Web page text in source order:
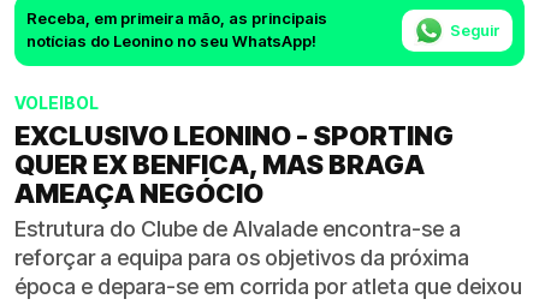
Receba, em primeira mão, as principais
notícias do Leonino no seu WhatsApp!
Seguir
VOLEIBOL
EXCLUSIVO LEONINO - SPORTING
QUER EX BENFICA, MAS BRAGA
AMEAÇA NEGÓCIO
Estrutura do Clube de Alvalade encontra-se a
reforçar a equipa para os objetivos da próxima
época e depara-se em corrida por atleta que deixou